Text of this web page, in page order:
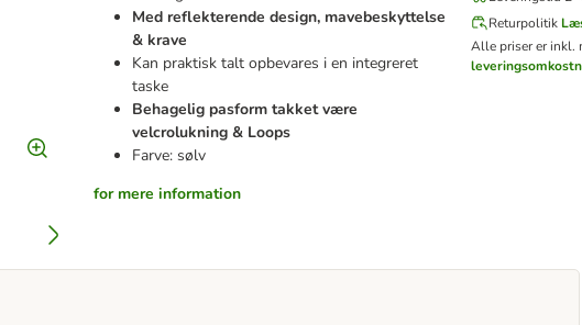
Med reflekterende design, mavebeskyttelse
& krave
Kan praktisk talt opbevares i en integreret
taske
Behagelig pasform takket være
velcrolukning & Loops
Farve: sølv
for mere information
Returpolitik
Alle priser er inkl.